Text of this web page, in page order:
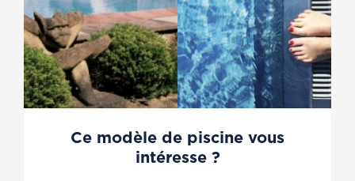
Ce modèle de piscine vous
intéresse ?